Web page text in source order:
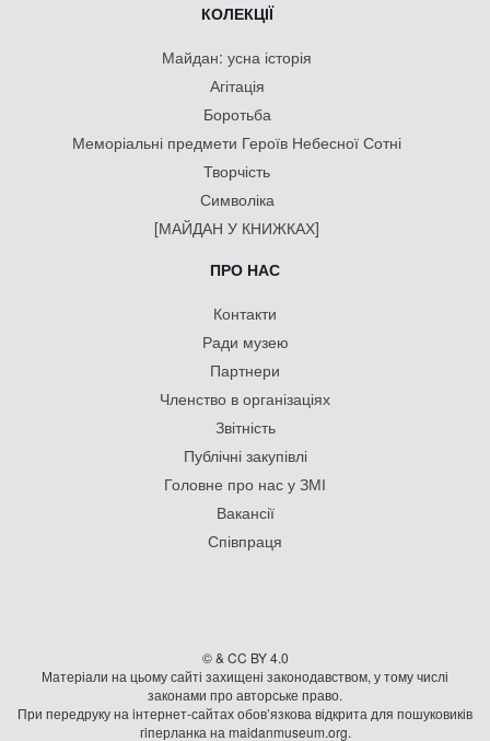
КОЛЕКЦІЇ
Майдан: усна історія
Агітація
Боротьба
Меморіальні предмети Героїв Небесної Сотні
Творчість
Символіка
[МАЙДАН У КНИЖКАХ]
ПРО НАС
Контакти
Ради музею
Партнери
Членство в організаціях
Звітність
Публічні закупівлі
Головне про нас у ЗМІ
Вакансії
Співпраця
© & CC BY 4.0
Матеріали на цьому сайті захищені законодавством, у тому числі
законами про авторське право.
При передруку на iнтернет-сайтах обов’язкова відкрита для пошуковиків
гiперланка на maidanmuseum.org.